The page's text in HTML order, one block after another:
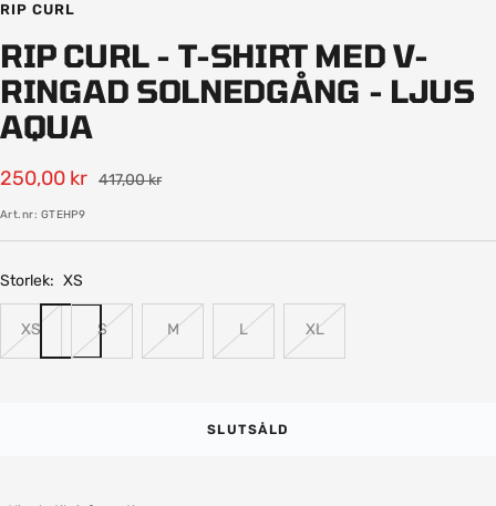
1
2
3
4
RIP CURL
RIP CURL - T-SHIRT MED V-
RINGAD SOLNEDGÅNG - LJUS
AQUA
Rea-
pris
250,00 kr Pris
417,00 kr
Art.nr: GTEHP9
Storlek: XS
XS S M L XL
SLUTSÅLD